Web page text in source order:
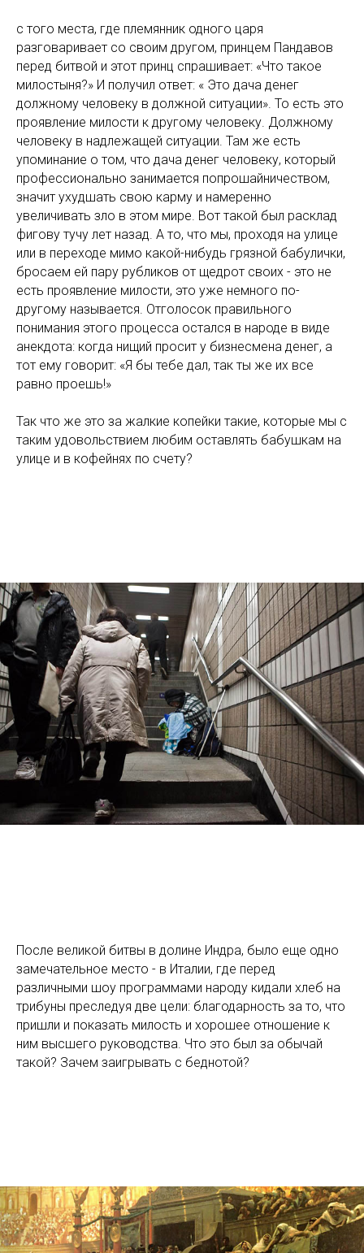
с того места, где племянник одного царя
разговаривает со своим другом, принцем Пандавов
перед битвой и этот принц спрашивает: «Что такое
милостыня?» И получил ответ: « Это дача денег
должному человеку в должной ситуации». То есть это
проявление милости к другому человеку. Должному
человеку в надлежащей ситуации. Там же есть
упоминание о том, что дача денег человеку, который
профессионально занимается попрошайничеством,
значит ухудшать свою карму и намеренно
увеличивать зло в этом мире. Вот такой был расклад
фигову тучу лет назад. А то, что мы, проходя на улице
или в переходе мимо какой-нибудь грязной бабулички,
бросаем ей пару рубликов от щедрот своих - это не
есть проявление милости, это уже немного по-
другому называется. Отголосок правильного
понимания этого процесса остался в народе в виде
анекдота: когда нищий просит у бизнесмена денег, а
тот ему говорит: «Я бы тебе дал, так ты же их все
равно проешь!»
Так что же это за жалкие копейки такие, которые мы с
таким удовольствием любим оставлять бабушкам на
улице и в кофейнях по счету?
После великой битвы в долине Индра, было еще одно
замечательное место - в Италии, где перед
различными шоу программами народу кидали хлеб на
трибуны преследуя две цели: благодарность за то, что
пришли и показать милость и хорошее отношение к
ним высшего руководства. Что это был за обычай
такой? Зачем заигрывать с беднотой?